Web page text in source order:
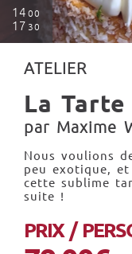
14 00
17 30
ATELIER
La Tarte
par Maxime
Nous voulions
peu exotique,
cette sublime
suite !
PRIX /